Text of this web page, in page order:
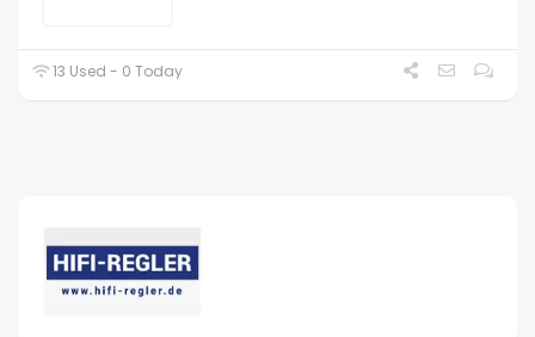
13 Used - 0 Today